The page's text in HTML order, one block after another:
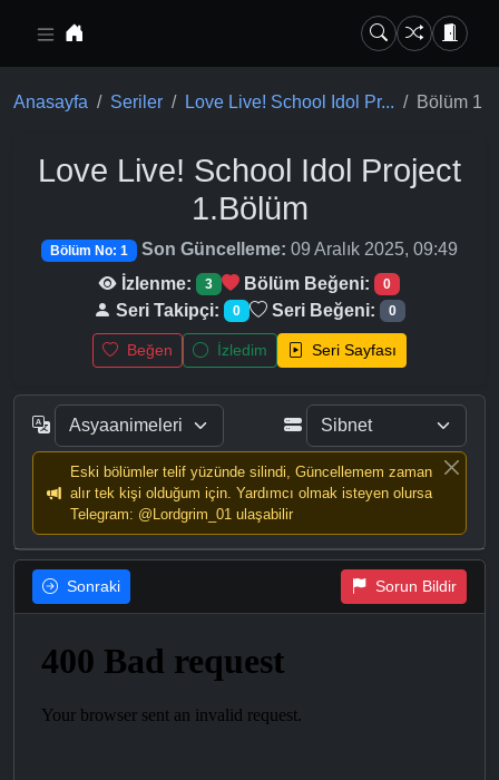
Anasayfa Seriler Love Live! School Idol Pr... Bölüm 1
Love Live! School Idol Project
1.Bölüm
Bölüm No: 1 Son Güncelleme: 09 Aralık 2025, 09:49
İzlenme:
3 Bölüm Beğeni: 0
Seri Takipçi: 0 Seri Beğeni: 0
Beğen İzledim Seri Sayfası
Eski bölümler telif yüzünde silindi, Güncellemem zaman
alır tek kişi olduğum için. Yardımcı olmak isteyen olursa
Telegram: @Lordgrim_01 ulaşabilir
Sonraki Sorun Bildir